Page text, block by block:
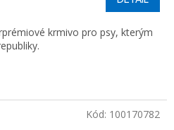
krmivo pro psy, kterým
Kód: 100170782